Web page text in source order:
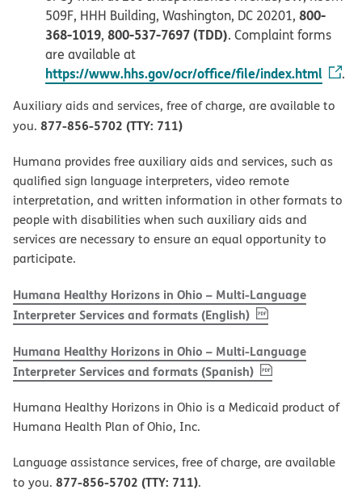
509F, HHH Building, Washington, DC 20201, 800-
368-1019, 800-537-7697 (TDD). Complaint forms
are available at
https://www.hhs.gov/ocr/office/file/index.html .
Auxiliary aids and services, free of charge, are available to
you. 877-856-5702 (TTY: 711)
Humana provides free auxiliary aids and services, such as
qualified sign language interpreters, video remote
interpretation, and written information in other formats to
people with disabilities when such auxiliary aids and
services are necessary to ensure an equal opportunity to
participate.
Humana Healthy Horizons in Ohio – Multi-Language
Interpreter Services and formats (English), PDF(opens in new
Humana Healthy Horizons in Ohio – Multi-Language
Interpreter Services and formats (Spanish), PDF(opens in new
Humana Healthy Horizons in Ohio is a Medicaid product of
Humana Health Plan of Ohio, Inc.
Language assistance services, free of charge, are available
to you. 877-856-5702 (TTY: 711).